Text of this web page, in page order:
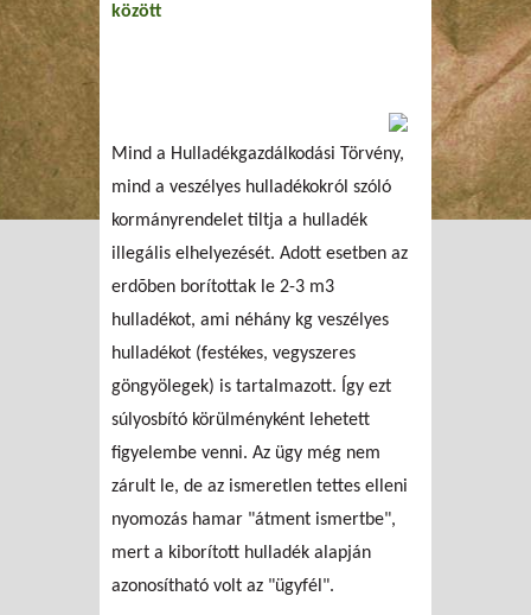
között
Mind a Hulladékgazdálkodási Törvény,
mind a veszélyes hulladékokról szóló
kormányrendelet tiltja a hulladék
illegális elhelyezését. Adott esetben az
erdõben borítottak le 2-3 m3
hulladékot, ami néhány kg veszélyes
hulladékot (festékes, vegyszeres
göngyölegek) is tartalmazott. Így ezt
súlyosbító körülményként lehetett
figyelembe venni. Az ügy még nem
zárult le, de az ismeretlen tettes elleni
nyomozás hamar "átment ismertbe",
mert a kiborított hulladék alapján
azonosítható volt az "ügyfél".